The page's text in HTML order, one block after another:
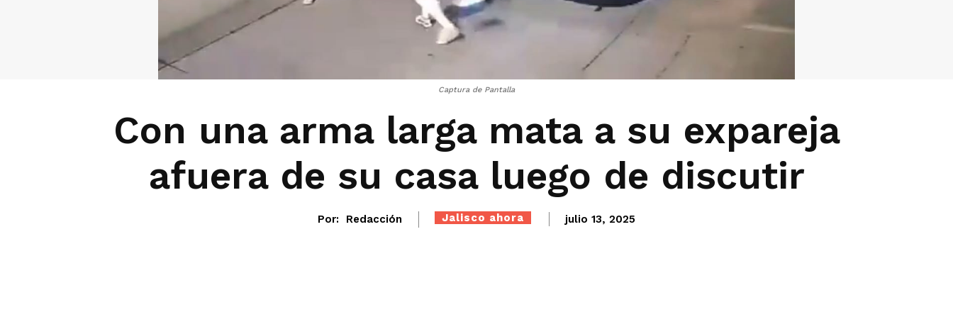
Captura de Pantalla
Con una arma larga mata a su expareja
afuera de su casa luego de discutir
Por: Redacción Jalisco ahora julio 13, 2025